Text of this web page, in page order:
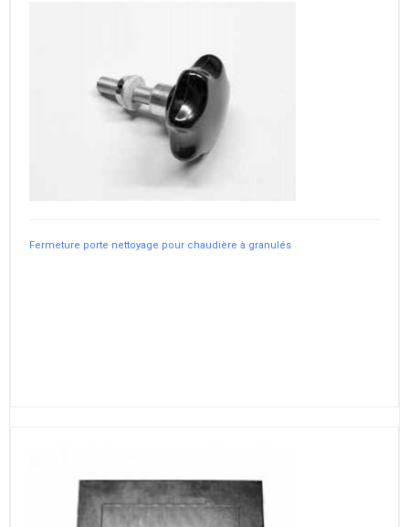
Fermeture porte nettoyage pour chaudière à granulés